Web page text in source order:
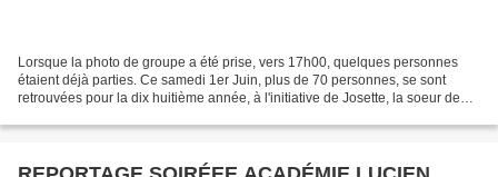
Lorsque la photo de groupe a été prise, vers 17h00, quelques personnes
étaient déjà parties. Ce samedi 1er Juin, plus de 70 personnes, se sont
retrouvées pour la dix huitième année, à l'initiative de Josette, la soeur de